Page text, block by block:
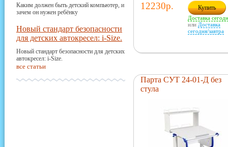
Каким должен быть детский компьютер, и
зачем он нужен ребёнку
Новый стандарт безопасности
для детских автокресел: i-Size.
Новый стандарт безопасности для детских
автокресел: i-Size.
все статьи
12230р. Купить
Доставка
или Доставка
сегодня/завтра
Парта СУТ 24-01-Д без
стула